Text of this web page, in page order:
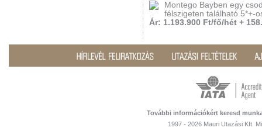
Montego Bayben egy
félszigeten található 5*+-
Ár: 1.193.900 Ft/fő/hét +
További információkért keresd
1997 - 2026 Mauri Utazási Kft.